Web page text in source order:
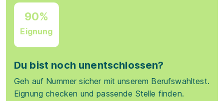
90%
Eignung
Du bist noch unentschlossen?
Geh auf Nummer sicher mit unserem Berufswahltest.
Eignung checken und passende Stelle finden.